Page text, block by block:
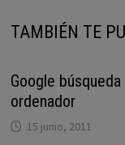
TAMBIÉN TE
Google
ordenador
15 junio, 2011